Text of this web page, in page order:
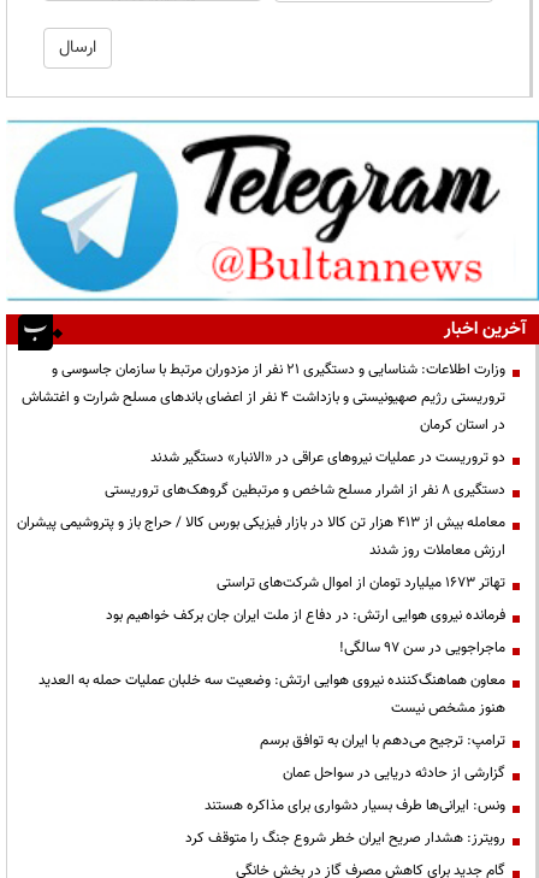
آخرین اخبار
وزارت اطلاعات: شناسایی و دستگیری ۲۱ نفر از مزدوران مرتبط با سازمان جاسوسی و
تروریستی رژیم صهیونیستی و بازداشت ۴ نفر از اعضای باندهای مسلح شرارت و اغتشاش
در استان کرمان
دو تروریست در عملیات نیروهای عراقی در «الانبار» دستگیر شدند
دستگیری ۸ نفر از اشرار مسلح شاخص و مرتبطین گروهک‌های تروریستی
معامله بیش از ۴۱۳ هزار تن کالا در بازار فیزیکی بورس کالا / حراج باز و پتروشیمی پیشران
ارزش معاملات روز شدند
تهاتر ۱۶۷۳ میلیارد تومان از اموال شرکت‌های تراستی
فرمانده نیروی هوایی ارتش: در دفاع از ملت ایران جان برکف خواهیم بود
ماجراجویی در سن ۹۷ سالگی!
معاون هماهنگ‌کننده نیروی هوایی ارتش: وضعیت سه خلبان عملیات حمله به العدید
هنوز مشخص نیست
ترامپ: ترجیح می‌دهم با ایران به توافق برسم
گزارشی از حادثه دریایی در سواحل عمان
ونس: ایرانی‌ها طرف بسیار دشواری برای مذاکره هستند
رویترز: هشدار صریح ایران خطر شروع جنگ را متوقف کرد
گام جدید برای کاهش مصرف گاز در بخش خانگی